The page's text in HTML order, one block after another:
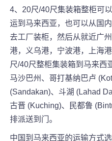
4、20尺/40尺集装箱整柜可
运到马来西亚，也可以从国
去工厂装柜，然后从就近广
港，义乌港，宁波港，上海
尺/40尺整柜集装箱到马来西
马沙巴州、哥打基纳巴卢
(Sandakan)、斗湖 (Lahad
古晋 (Kuching)、民都鲁
排派送到门。
中国到马来西亚的运输方式选